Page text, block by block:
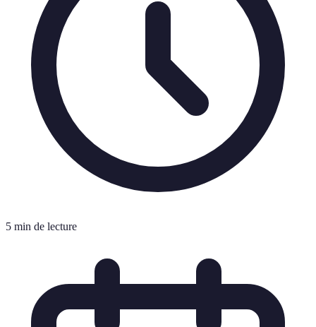
5 min de lecture